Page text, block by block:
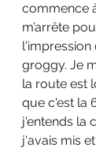
commence
m’arrête
groggy. Je
la route est
que c'est la
j'entends la
j'avais mis